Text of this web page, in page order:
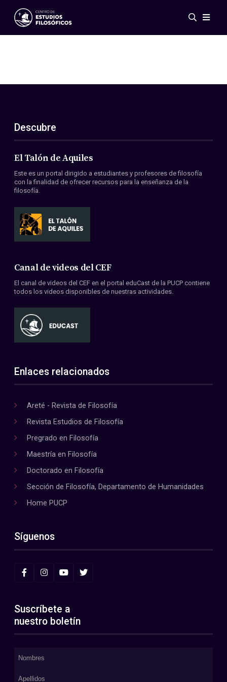
Eventos
ES
EN
Acerca de nosotros
Miembros
Convenios
Descubre
El Talón de Aquiles
Este es un portal dirigido a estudiantes y profesores de filosofía
con la finalidad de ofrecer recursos para la enseñanza de la
filosofía.
Canal de videos del CEF
El canal de videos del CEF en el portal eduCast de la PUCP contiene
todos los videos disponibles de nuestras actividades.
Enlaces relacionados
Areté - Revista de Filosofía
Revista Estudios de Filosofía
Pregrado en Filosofía
Maestría en Filosofía
Doctorado en Filosofía
Sección de Filosofía, Departamento de Humanidades
Home PUCP
Síguenos
Suscríbete a
nuestro boletín